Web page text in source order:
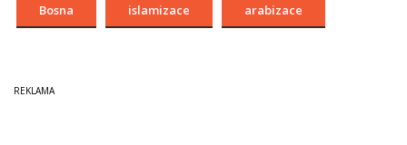
Bosna islamizace arabizace